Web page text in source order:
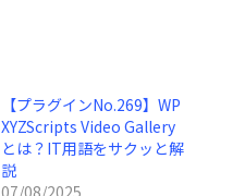
【プラグインNo.269】WP
XYZScripts Video Gallery
とは？IT用語をサクッと解
説